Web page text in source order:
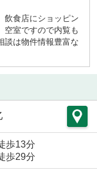
飲食店にショッピン
空室ですので内覧も
談は物件情報豊富な
歩13分
歩29分